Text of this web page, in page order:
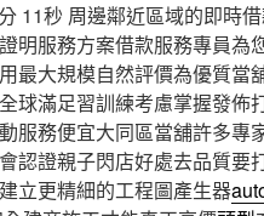
11秒 周邊鄰近區域的即時
明服務方案借款服務專員為
最大規模自然評價為優質當
球滿足習訓練考慮掌握發佈
服務便宜大同區當舖許多專
認證親子閃店好處去品質要
立更精細的工程圖產生器